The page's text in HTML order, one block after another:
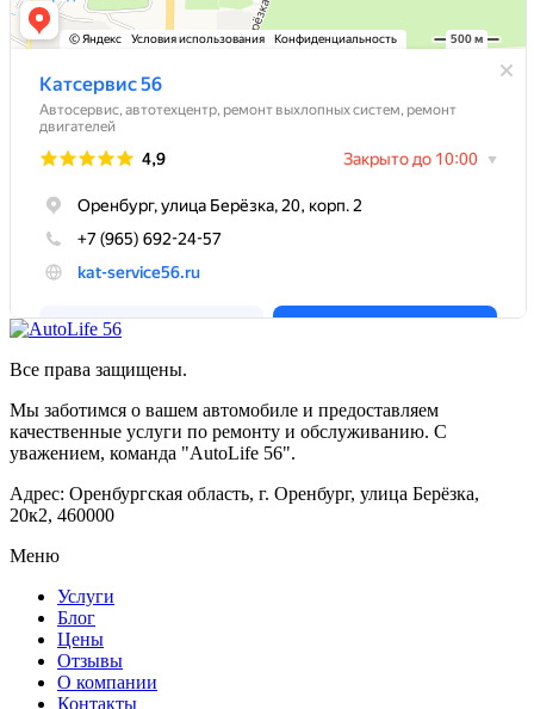
Все права защищены.
Мы заботимся о вашем автомобиле и предоставляем
качественные услуги по ремонту и обслуживанию. С
уважением, команда "AutoLife 56".
Адрес: Оренбургская область, г. Оренбург, улица Берёзка,
20к2, 460000
Меню
Услуги
Блог
Цены
Отзывы
О компании
Контакты